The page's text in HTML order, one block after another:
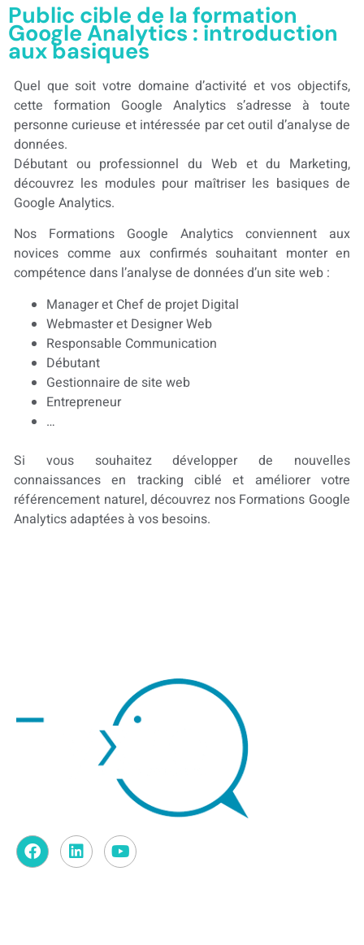
Public cible de la formation
Google Analytics : introduction
aux basiques
Quel que soit votre domaine d’activité et vos objectifs,
cette formation Google Analytics s’adresse à toute
personne curieuse et intéressée par cet outil d’analyse de
données.
Débutant ou professionnel du Web et du Marketing,
découvrez les modules pour maîtriser les basiques de
Google Analytics.
Nos Formations Google Analytics conviennent aux
novices comme aux confirmés souhaitant monter en
compétence dans l’analyse de données d’un site web :
Manager et Chef de projet Digital
Webmaster et Designer Web
Responsable Communication
Débutant
Gestionnaire de site web
Entrepreneur
…
Si vous souhaitez développer de nouvelles
connaissances en tracking ciblé et améliorer votre
référencement naturel, découvrez nos Formations Google
Analytics adaptées à vos besoins.